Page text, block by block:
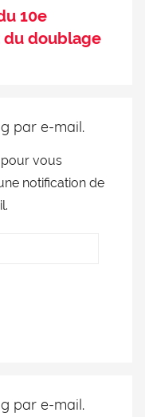
10e
du doublage
par e-mail.
pour vous
notification de
par e-mail.